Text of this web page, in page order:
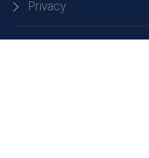
Privacy